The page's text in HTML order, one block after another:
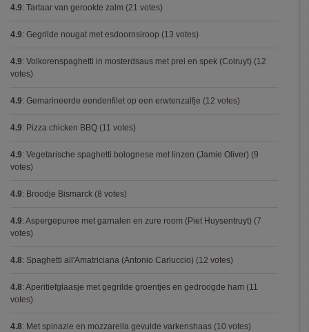
4.9: Tartaar van gerookte zalm (21 votes)
4.9: Gegrilde nougat met esdoornsiroop (13 votes)
4.9: Volkorenspaghetti in mosterdsaus met prei en spek (Colruyt) (12
votes)
4.9: Gemarineerde eendenfilet op een erwtenzalfje (12 votes)
4.9: Pizza chicken BBQ (11 votes)
4.9: Vegetarische spaghetti bolognese met linzen (Jamie Oliver) (9
votes)
4.9: Broodje Bismarck (8 votes)
4.9: Aspergepuree met garnalen en zure room (Piet Huysentruyt) (7
votes)
4.8: Spaghetti all'Amatriciana (Antonio Carluccio) (12 votes)
4.8: Aperitiefglaasje met gegrilde groentjes en gedroogde ham (11
votes)
4.8: Met spinazie en mozzarella gevulde varkenshaas (10 votes)